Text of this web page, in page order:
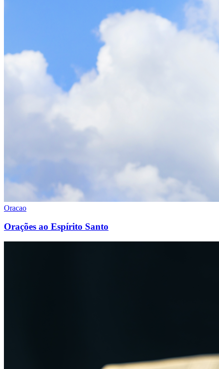
Oracao
Orações ao Espírito Santo